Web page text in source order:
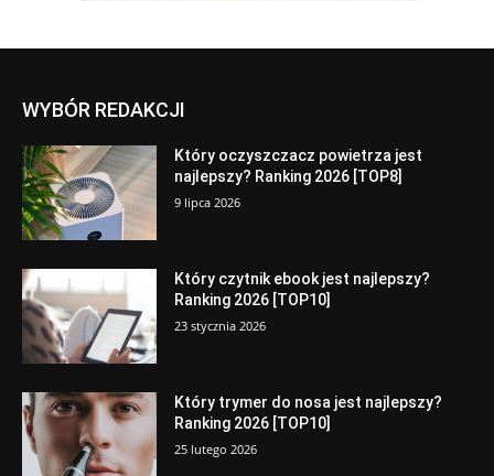
WYBÓR REDAKCJI
Który oczyszczacz powietrza jest
najlepszy? Ranking 2026 [TOP8]
9 lipca 2026
Który czytnik ebook jest najlepszy?
Ranking 2026 [TOP10]
23 stycznia 2026
Który trymer do nosa jest najlepszy?
Ranking 2026 [TOP10]
25 lutego 2026